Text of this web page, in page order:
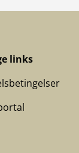
links